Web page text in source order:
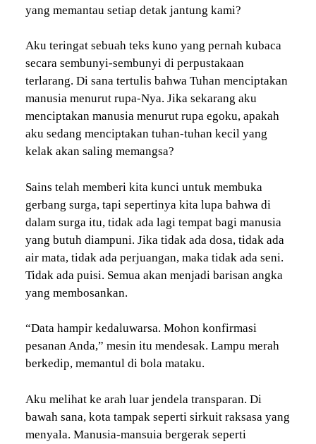
yang memantau setiap detak jantung kami?
Aku teringat sebuah teks kuno yang pernah kubaca
secara sembunyi-sembunyi di perpustakaan
terlarang. Di sana tertulis bahwa Tuhan menciptakan
manusia menurut rupa-Nya. Jika sekarang aku
menciptakan manusia menurut rupa egoku, apakah
aku sedang menciptakan tuhan-tuhan kecil yang
kelak akan saling memangsa?
Sains telah memberi kita kunci untuk membuka
gerbang surga, tapi sepertinya kita lupa bahwa di
dalam surga itu, tidak ada lagi tempat bagi manusia
yang butuh diampuni. Jika tidak ada dosa, tidak ada
air mata, tidak ada perjuangan, maka tidak ada seni.
Tidak ada puisi. Semua akan menjadi barisan angka
yang membosankan.
“Data hampir kedaluwarsa. Mohon konfirmasi
pesanan Anda,” mesin itu mendesak. Lampu merah
berkedip, memantul di bola mataku.
Aku melihat ke arah luar jendela transparan. Di
bawah sana, kota tampak seperti sirkuit raksasa yang
menyala. Manusia-mansuia bergerak seperti